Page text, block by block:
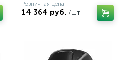
Розничная цена
14 364 руб. /шт